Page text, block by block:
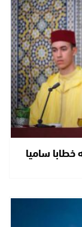
ساميا